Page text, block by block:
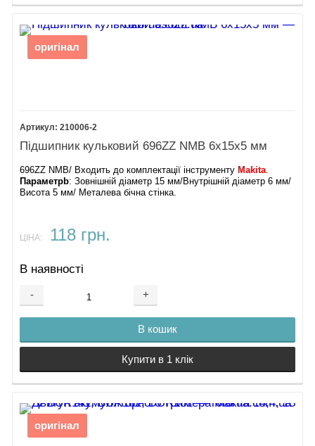
оригінал
210006-2
Підшипник кульковий 696ZZ NMB 6х15х5 мм
696ZZ NMB/ Входить до комплектації інструменту Makita.
Параметрb: Зовнішній діаметр 15 мм/Внутрішній діаметр 6 мм/
Висота 5 мм/ Металева бічна стінка.
ЦІНА: 118 грн.
В наявності
- +
В кошик
Купити в 1 клік
оригінал